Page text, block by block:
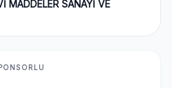
MADDELER SANAYİ VE